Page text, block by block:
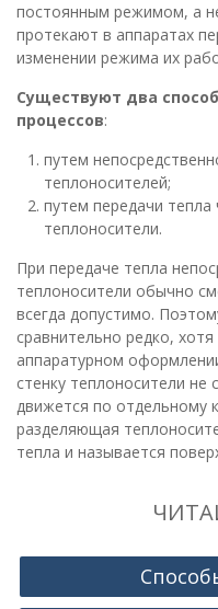
постоянным режимом, а
протекают в аппаратах
изменении режима их
Существуют два
процессов:
путем
теплоносителей;
путем передачи
теплоносители.
При передаче тепла
теплоносители обычно
всегда допустимо.
сравнительно редко,
аппаратурном
стенку теплоносители
движется по отдельному
разделяющая
тепла и называется